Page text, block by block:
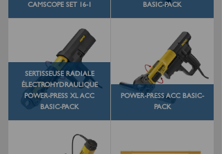
CAMSCOPE SET 16-1
BASIC-PACK
SERTISSEUSE RADIALE
ÉLECTROHYDRAULIQUE
POWER-PRESS XL ACC
BASIC-PACK
POWER-PRESS ACC BASIC-
PACK